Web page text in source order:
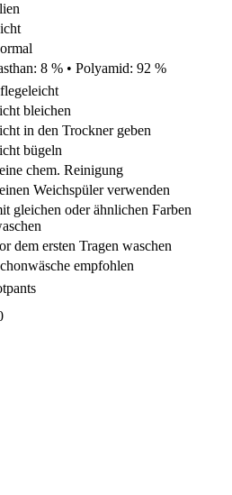
8 % • Polyamid: 92 %
bleichen
in den Trockner geben
bügeln
chem. Reinigung
Weichspüler verwenden
gleichen oder ähnlichen Farben
dem ersten Tragen waschen
empfohlen